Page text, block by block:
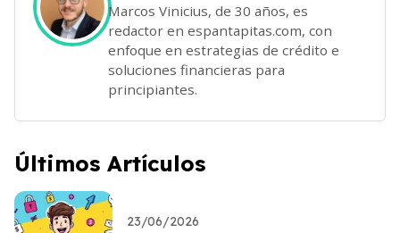
Marcos Vinicius, de 30 años, es
redactor en espantapitas.com, con
enfoque en estrategias de crédito e
soluciones financieras para
principiantes.
Últimos Artículos
23/06/2026